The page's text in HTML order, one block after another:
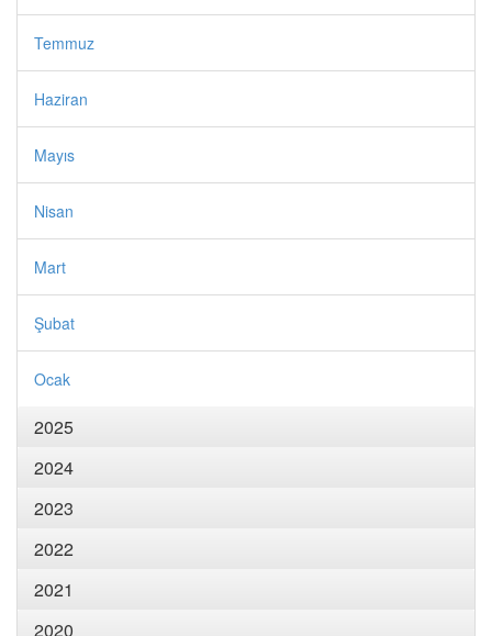
Temmuz
Haziran
Mayıs
Nisan
Mart
Şubat
Ocak
2025
2024
2023
2022
2021
2020